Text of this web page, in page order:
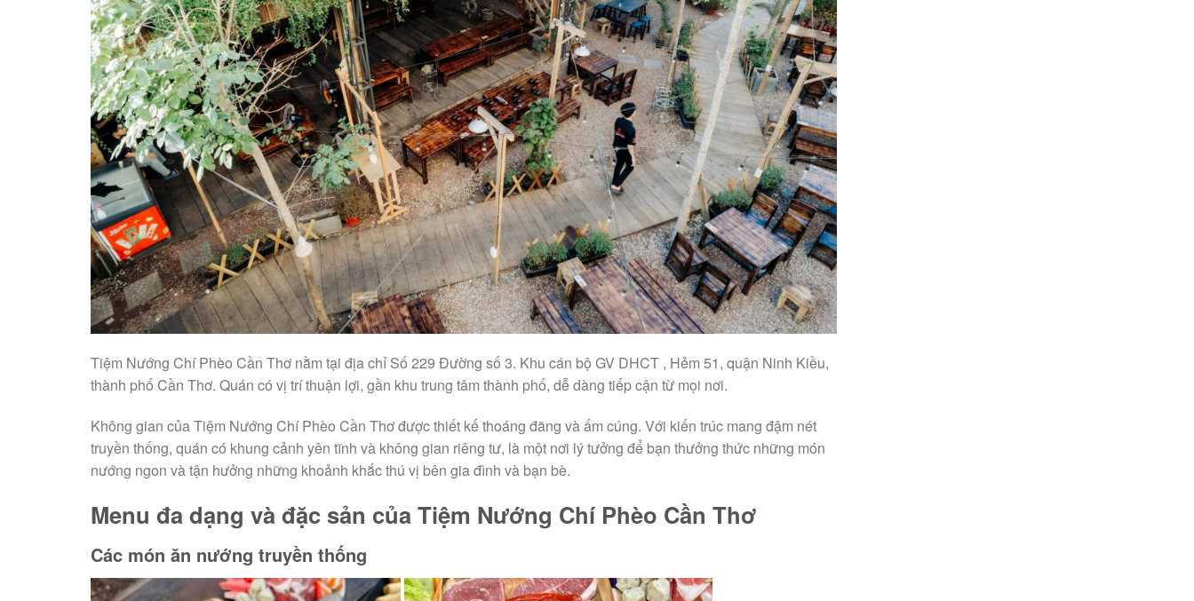
Tiệm Nướng Chí Phèo Cần Thơ nằm tại địa chỉ Số 229 Đường số 3. Khu cán bộ GV DHCT , Hẻm 51, quận Ninh Kiều,
thành phố Cần Thơ. Quán có vị trí thuận lợi, gần khu trung tâm thành phố, dễ dàng tiếp cận từ mọi nơi.
Không gian của Tiệm Nướng Chí Phèo Cần Thơ được thiết kế thoáng đãng và ấm cúng. Với kiến trúc mang đậm nét
truyền thống, quán có khung cảnh yên tĩnh và không gian riêng tư, là một nơi lý tưởng để bạn thưởng thức những món
nướng ngon và tận hưởng những khoảnh khắc thú vị bên gia đình và bạn bè.
Menu đa dạng và đặc sản của Tiệm Nướng Chí Phèo Cần Thơ
Các món ăn nướng truyền thống